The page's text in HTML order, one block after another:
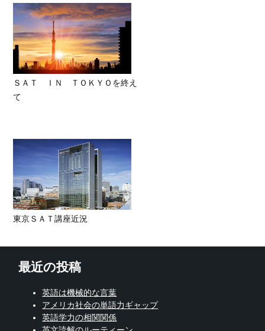
ＳＡＴ ＩＮ ＴＯＫＹＯを終え
て
東京ＳＡＴ講座近況
最近の投稿
英語は機械的な言葉
アメリカ社会の単語力ギャップ
英語学力の相関関係